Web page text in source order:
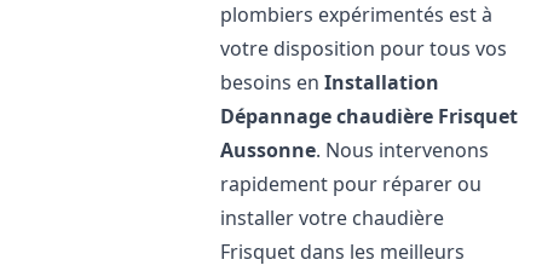
plombiers expérimentés est à
votre disposition pour tous vos
besoins enInstallation
Dépannage chaudière Frisquet
Aussonne. Nous intervenons
rapidement pour réparer ou
installer votre chaudière
Frisquet dans les meilleurs